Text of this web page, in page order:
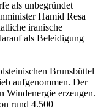
als unbegründet
Hamid Resa
iranische
als Beleidigung
Brunsbüttel
aufgenommen. Der
Windenergie erzeugen.
rund 4.500